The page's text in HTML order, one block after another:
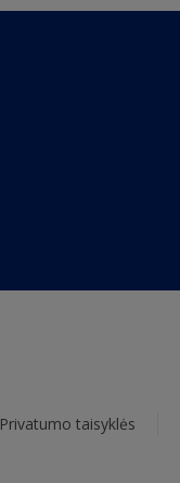
Privatumo taisyklės